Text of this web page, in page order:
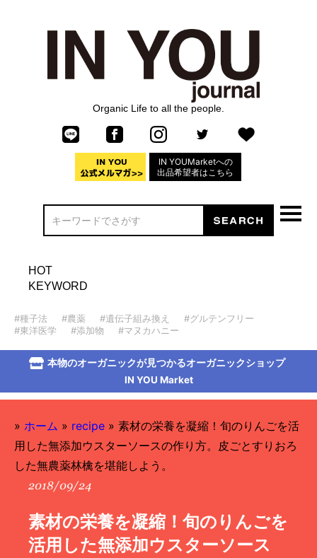
Organic Life to all the people.
IN YOUMarketへの
出品希望者はこちら
HOT
KEYWORD
#種子法 #農薬 #遺伝子組み換え
#グルテンフリー
#東洋医学
#添加物 #マヌカハニー
本物のオーガニックが見つかるオーガニックショップ
IN YOU Market
» ホーム » recipe » 素材の栄養を凝縮！旬のりんごを活
用した無添加ウスターソースの作り方。皮ごとすりおろ
した無農薬林檎を堪能しよう。
2018/09/24
素材の栄養を凝縮！旬のりんごを
活用した無添加ウスターソース